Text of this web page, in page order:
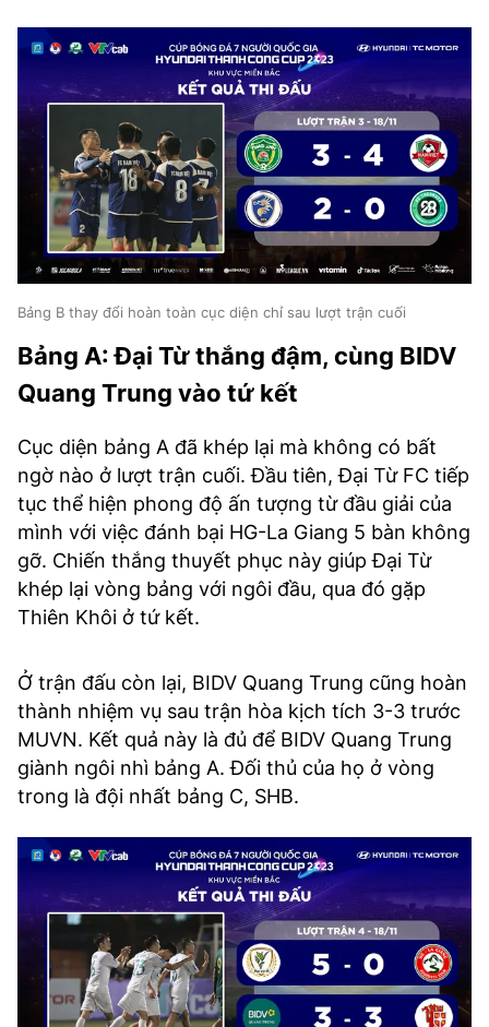
Bảng B thay đổi hoàn toàn cục diện chỉ sau lượt trận cuối
Bảng A: Đại Từ thắng đậm, cùng BIDV
Quang Trung vào tứ kết
Cục diện bảng A đã khép lại mà không có bất
ngờ nào ở lượt trận cuối. Đầu tiên, Đại Từ FC tiếp
tục thể hiện phong độ ấn tượng từ đầu giải của
mình với việc đánh bại HG-La Giang 5 bàn không
gỡ. Chiến thắng thuyết phục này giúp Đại Từ
khép lại vòng bảng với ngôi đầu, qua đó gặp
Thiên Khôi ở tứ kết.
Ở trận đấu còn lại, BIDV Quang Trung cũng hoàn
thành nhiệm vụ sau trận hòa kịch tích 3-3 trước
MUVN. Kết quả này là đủ để BIDV Quang Trung
giành ngôi nhì bảng A. Đối thủ của họ ở vòng
trong là đội nhất bảng C, SHB.